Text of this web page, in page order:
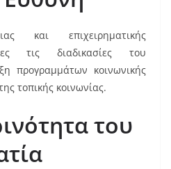
και επιχειρηματικής
τις διαδικασίες του
προγραμμάτων κοινωνικής
τοπικής κοινωνίας.
του